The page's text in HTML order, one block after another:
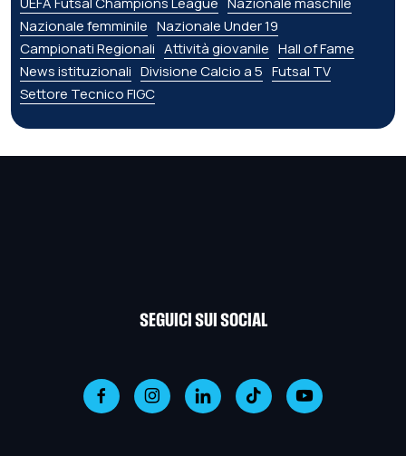
Nazionale femminile Nazionale Under 19
Campionati Regionali Attività giovanile Hall of Fame
News istituzionali Divisione Calcio a 5 Futsal TV
Settore Tecnico FIGC
SEGUICI SUI SOCIAL